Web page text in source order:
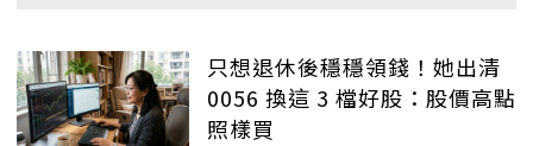
只想退休後穩穩領錢！她出清
0056 換這 3 檔好股：股價高點
照樣買